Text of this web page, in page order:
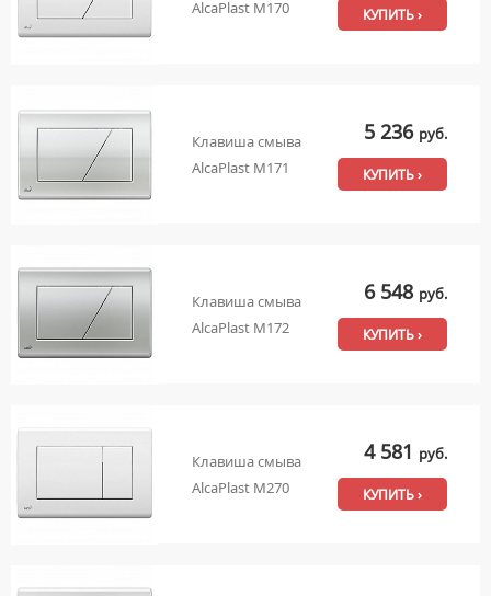
AlcaPlast M170 КУПИТЬ ›
Клавиша смыва
AlcaPlast M171
5 236 руб.
КУПИТЬ ›
Клавиша смыва
AlcaPlast M172
6 548 руб.
КУПИТЬ ›
Клавиша смыва
AlcaPlast M270
4 581 руб.
КУПИТЬ ›